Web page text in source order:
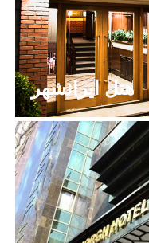
هتل ایرانشهر